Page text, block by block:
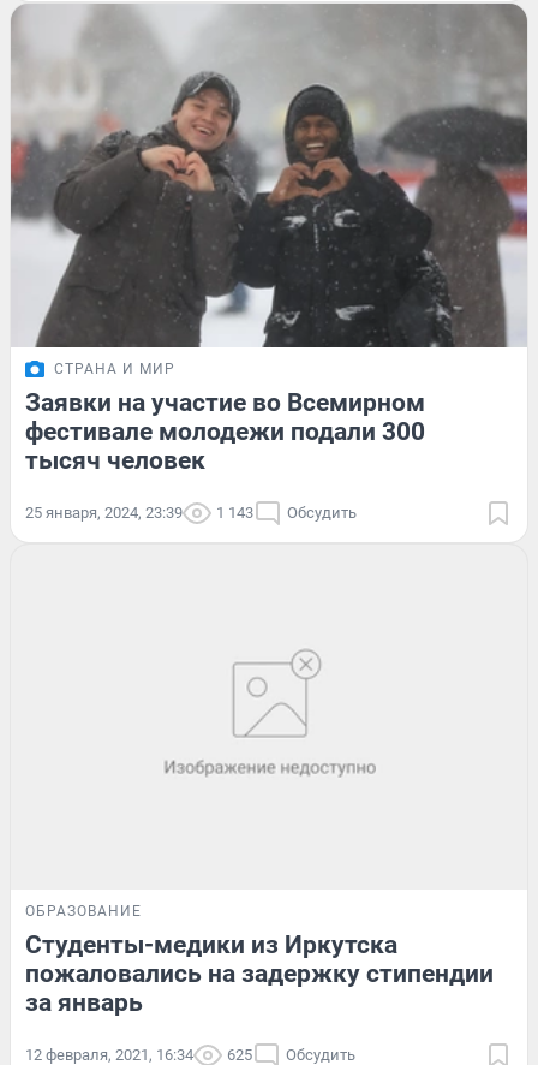
СТРАНА И МИР
Заявки на участие во Всемирном
фестивале молодежи подали 300
тысяч человек
25 января, 2024, 23:39 1 143 Обсудить
ОБРАЗОВАНИЕ
Студенты-медики из Иркутска
пожаловались на задержку стипендии
за январь
12 февраля, 2021, 16:34 625 Обсудить